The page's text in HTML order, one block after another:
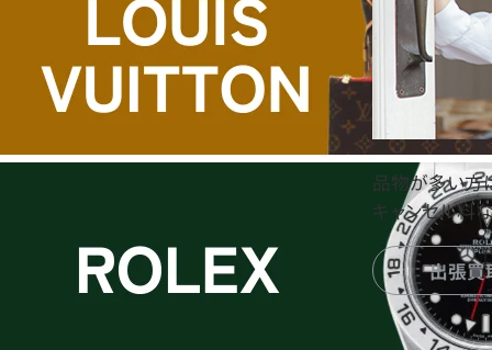
品物が多い方
キャンセル料
出張買